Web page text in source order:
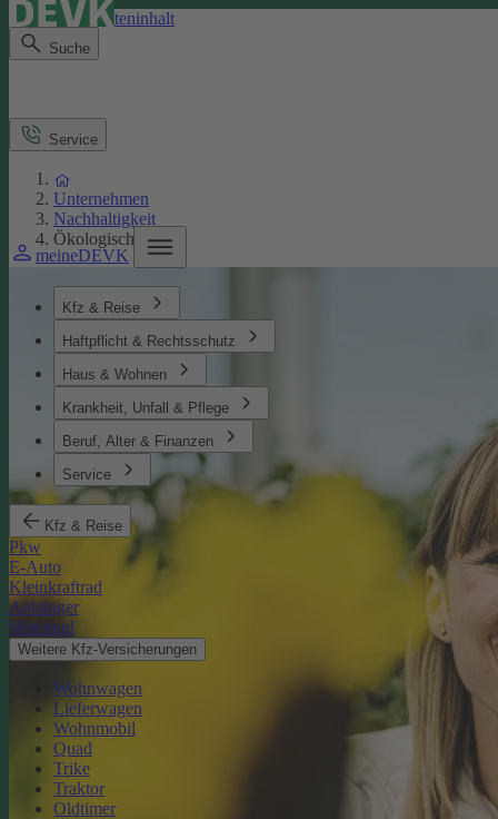
Direkt zum Seiteninhalt
Suche
meineDEVK
Kfz & Reise
Haftpflicht & Rechtsschutz
Haus & Wohnen
Krankheit, Unfall & Pflege
Beruf, Alter & Finanzen
Service
Kfz & Reise
Pkw
E-Auto
Kleinkraftrad
Anhänger
Motorrad
Weitere Kfz-Versicherungen
Wohnwagen
Lieferwagen
Wohnmobil
Quad
Trike
Traktor
Oldtimer
Service
Unternehmen
Nachhaltigkeit
Ökologisches